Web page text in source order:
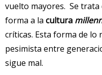
vuelto mayores. Se trata
forma a la cultura
críticas. Esta forma de
pesimista entre
sigue mal.